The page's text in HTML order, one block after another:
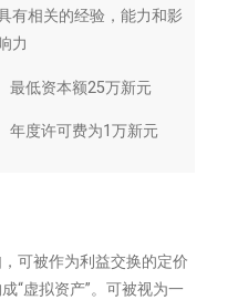
有相关的经验，能力和影
力
 最低资本额25万新元
 年度许可费为1万新元
可被作为利益交换的定价
“虚拟资产”。可被视为一